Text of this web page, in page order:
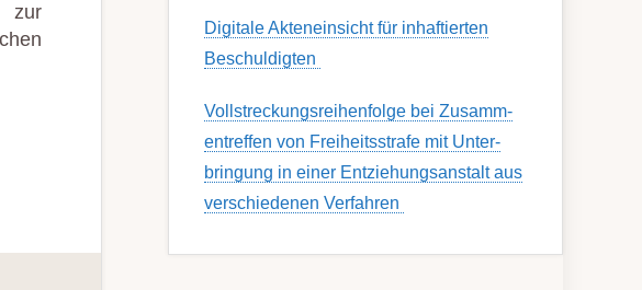
zur
Digitale Akteneinsicht für inhaftierten
Beschuldigten
Voll­streckungs­­­reihenfolge bei Zusamm­­
en­treffen von Frei­heits­strafe mit Unter­
bring­ung in einer Ent­ziehungs­anstalt aus
ver­schied­enen Ver­fahren